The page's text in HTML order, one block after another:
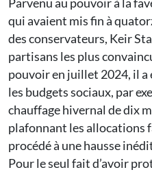
qui avaient mis fin à
des conservateurs, Keir
partisans les plus
pouvoir en juillet 2024, il a
les budgets sociaux, par
chauffage hivernal de dix
plafonnant les allocations
procédé à une hausse
Pour le seul fait d’avoir